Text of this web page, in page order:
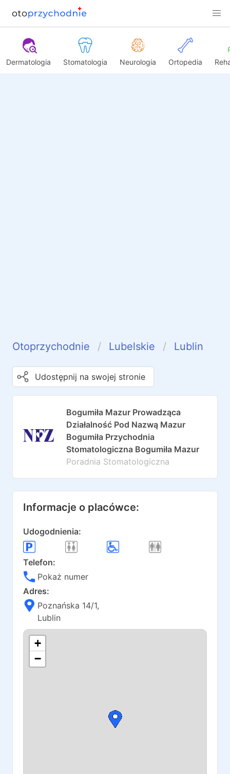
Dermatologia Stomatologia Neurologia Ortopedia
Otoprzychodnie Lubelskie Lublin
Udostępnij na swojej stronie
Bogumiła Mazur Prowadząca
Działalność Pod Nazwą Mazur
Bogumiła Przychodnia
Stomatologiczna Bogumiła Mazur
Poradnia Stomatologiczna
Informacje o placówce:
Udogodnienia:
Telefon:
Pokaż numer
Adres:
Poznańska 14/1,
Lublin
+
−